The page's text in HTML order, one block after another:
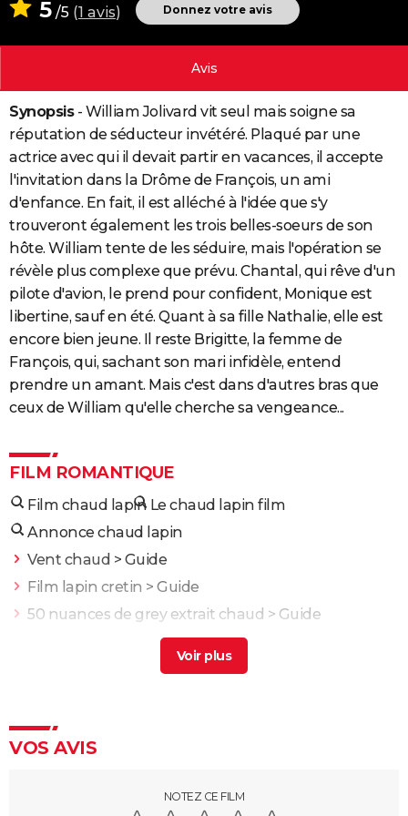
Destinations
City break
Voyage nature
Voyage de noces
Forum
Climat
+PHOTO
BONS PLANS
CARTE DE VOEUX
Carte de Noël
Carte Bonne année
Carte Saint-Valentin
Carte Pâques
Carte d'anniversaire
Dictionnaire
Biographies
Citations
Expressions
Proverbes
PROGRAMME TV
COPAINS D'AVANT
S'inscrire
Se connecter
Lycées
Collèges
Primaires
Universités
Entreprises
Service militaire
Avis de recherche
AVIS DE DÉCÈS
FORUM
5 /5 (1 avis) Donnez votre avis
Avis
Synopsis- William Jolivard vit seul mais soigne sa
réputation de séducteur invétéré. Plaqué par une
actrice avec qui il devait partir en vacances, il accepte
l'invitation dans la Drôme de François, un ami
d'enfance. En fait, il est alléché à l'idée que s'y
trouveront également les trois belles-soeurs de son
hôte. William tente de les séduire, mais l'opération se
révèle plus complexe que prévu. Chantal, qui rêve d'un
pilote d'avion, le prend pour confident, Monique est
libertine, sauf en été. Quant à sa fille Nathalie, elle est
encore bien jeune. Il reste Brigitte, la femme de
François, qui, sachant son mari infidèle, entend
prendre un amant. Mais c'est dans d'autres bras que
ceux de William qu'elle cherche sa vengeance...
FILM ROMANTIQUE
Film chaud lapin Le chaud lapin film
Annonce chaud lapin
Vent chaud > Guide
Film lapin cretin > Guide
50 nuances de grey extrait chaud > Guide
> Guide
Quartier chaud film
> Guide
Quand Harry rencontre Sally : la fin du film a été
VOS AVIS
NOTEZ CE FILM